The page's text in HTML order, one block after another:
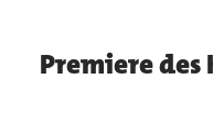
Premiere